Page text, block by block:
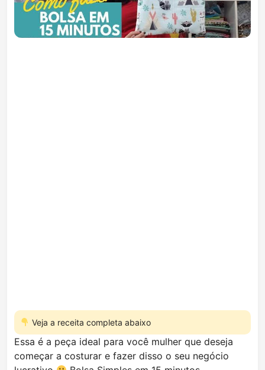
Veja a receita completa abaixo
Essa é a peça ideal para você mulher que deseja
começar a costurar e fazer disso o seu negócio